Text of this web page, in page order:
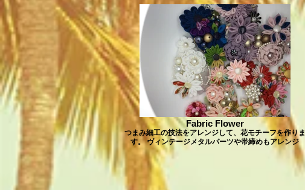
Fabric Flower
つまみ細工の技法をアレンジして、花モチーフを作りま
す。 ヴィンテージメタルパーツや帯締めもアレンジ